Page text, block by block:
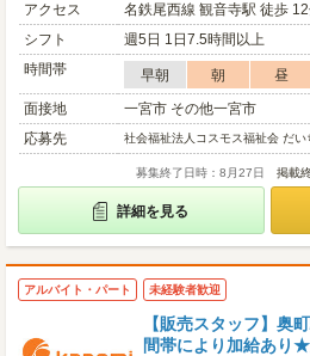
アクセス
名鉄尾西線 観音寺駅 徒歩
シフト
週5日 1日7.5時間以上
時間帯
早朝 朝 昼
面接地
一宮市 その他一宮市
応募先
社会福祉法人コスモス福祉会 だい
募集終了日時：8月27日 掲載
詳細を見る
アルバイト・パート 未経験者歓迎
【販売スタッフ】奥
間帯により加給あり